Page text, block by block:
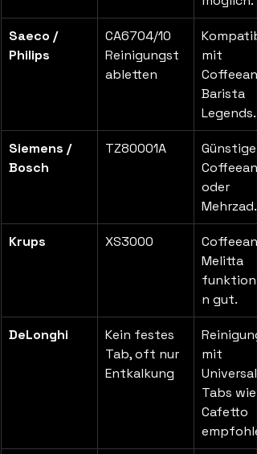
Saeco /
Philips
CA6704/10
Reinigungst
abletten
mit
Barista
Legends.
Siemens /
Bosch
TZ80001A
oder
Mehrzad.
Krups XS3000
Melitta
n gut.
DeLonghi
Kein festes
Tab, oft nur
Entkalkung
Reinigung
mit
Universal-
Tabs wie
Cafetto